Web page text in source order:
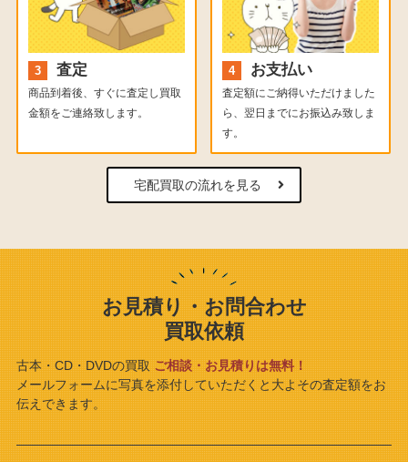
査定
商品到着後、すぐに査定し買取
金額をご連絡致します。
お支払い
査定額にご納得いただけました
ら、翌日までにお振込み致しま
す。
宅配買取の流れを見る
お見積り・お問合わせ
買取依頼
古本・CD・DVDの買取ご相談・お見積りは無料！
メールフォームに写真を添付していただくと大よその査定額をお
伝えできます。